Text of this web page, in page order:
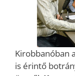
Kirobbanóban
is érintő